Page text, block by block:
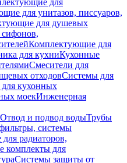
для
для унитазов, писсуаров,
для душевых
Комплектующие для
для кухниКухонные
Смесители для
отходовСистемы для
кухонных
моекИнженерная
Отвод и подвод водыТрубы
системы
радиаторов,
комплекты для
Системы защиты от